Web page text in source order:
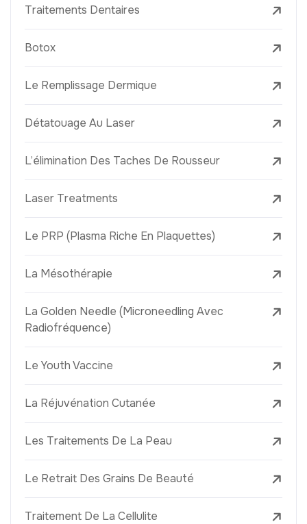
Traitements Dentaires
Botox
Le Remplissage Dermique
Détatouage Au Laser
L’élimination Des Taches De Rousseur
Laser Treatments
Le PRP (Plasma Riche En Plaquettes)
La Mésothérapie
La Golden Needle (Microneedling Avec
Radiofréquence)
Le Youth Vaccine
La Réjuvénation Cutanée
Les Traitements De La Peau
Le Retrait Des Grains De Beauté
Traitement De La Cellulite